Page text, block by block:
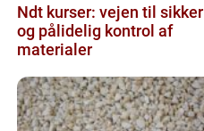
Ndt kurser: vejen til sikker
og pålidelig kontrol af
materialer